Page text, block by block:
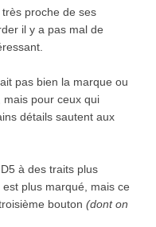
proche de ses
il y a pas mal de
pas bien la marque ou
mais pour ceux qui
détails sautent aux
à des traits plus
plus marqué, mais ce
bouton (dont on